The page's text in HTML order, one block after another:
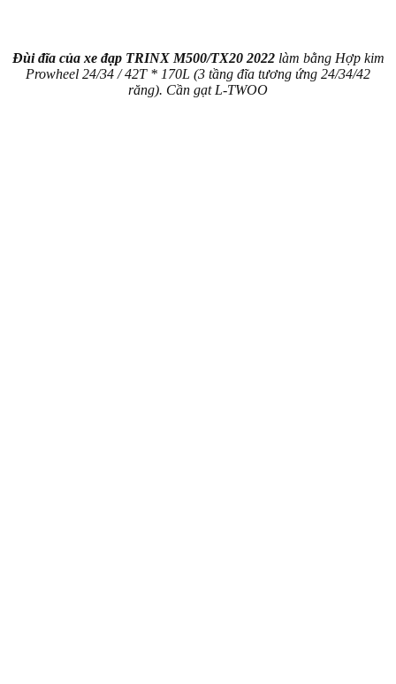
Đùi đĩa của xe đạp TRINX M500/TX20 2022 làm bằng Hợp kim
Prowheel 24/34 / 42T * 170L (3 tầng đĩa tương ứng 24/34/42
răng). Cần gạt L-TWOO